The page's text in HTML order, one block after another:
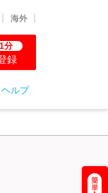
海外
分
録
ヘルプ